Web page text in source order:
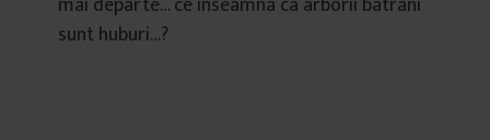
sunt huburi…?